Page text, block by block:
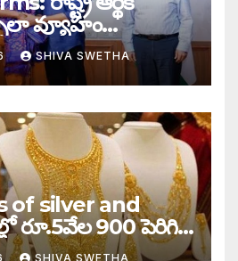
వ్యూహం…
SHIVA SWETHA
of silver and
రూ.5వేల 900 పెరిగిన
SHIVA SWETHA